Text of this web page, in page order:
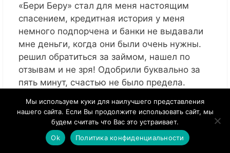
«Бери Беру» стал для меня настоящим
спасением, кредитная история у меня
немного подпорчена и банки не выдавали
мне деньги, когда они были очень нужны.
решил обратиться за займом, нашел по
отзывам и не зря! Одобрили буквально за
пять минут, счастью не было предела.
и нет проблем
Ответить
Мы используем куки для наилучшего представления
нашего сайта. Если Вы продолжите использовать сайт, мы
будем считать что Вас это устраивает.
Ok
Политика конфиденциальности